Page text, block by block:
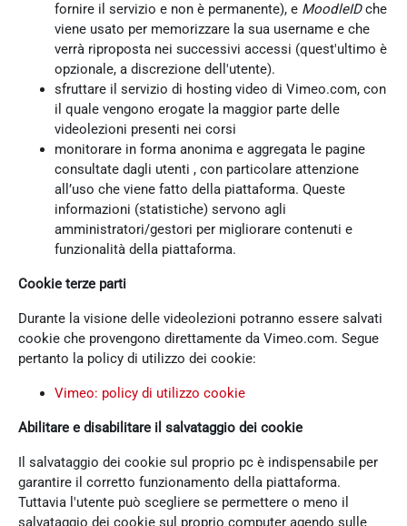
fornire il servizio e non è permanente), e MoodleIDche
viene usato per memorizzare la sua username e che
verrà riproposta nei successivi accessi (quest'ultimo è
opzionale, a discrezione dell'utente).
sfruttare il servizio di hosting video di Vimeo.com, con
il quale vengono erogate la maggior parte delle
videolezioni presenti nei corsi
monitorare in forma anonima e aggregata le pagine
consultate dagli utenti , con particolare attenzione
all’uso che viene fatto della piattaforma. Queste
informazioni (statistiche) servono agli
amministratori/gestori per migliorare contenuti e
funzionalità della piattaforma.
Cookie terze parti
Durante la visione delle videolezioni potranno essere salvati
cookie che provengono direttamente da Vimeo.com. Segue
pertanto la policy di utilizzo dei cookie:
Vimeo: policy di utilizzo cookie
Abilitare e disabilitare il salvataggio dei cookie
Il salvataggio dei cookie sul proprio pc è indispensabile per
garantire il corretto funzionamento della piattaforma.
Tuttavia l'utente può scegliere se permettere o meno il
salvataggio dei cookie sul proprio computer agendo sulle